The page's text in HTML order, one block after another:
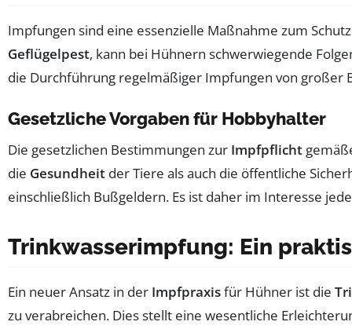
Impfungen sind eine essenzielle Maßnahme zum
Geflügelpest, kann bei Hühnern schwerwiegende
die Durchführung regelmäßiger Impfungen von großer
Gesetzliche Vorgaben für Hobbyhalter
Die gesetzlichen Bestimmungen zur Impfpflicht
die Gesundheit der Tiere als auch die öffentliche
einschließlich Bußgeldern. Es ist daher im Interesse
Trinkwasserimpfung: Ein
Ein neuer Ansatz in der Impfpraxisfür Hühner ist die
zu verabreichen. Dies stellt eine wesentliche